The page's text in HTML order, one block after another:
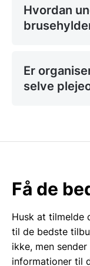
at integrere
brusehylderkan
badekarret eller
kategorisere
det nemt at
samtidig sarte
For dem, der
andre af husets
og
Hvordan
Er
selve
Få de
Husk at tilmelde
til de bedste
ikke, men
informationer til